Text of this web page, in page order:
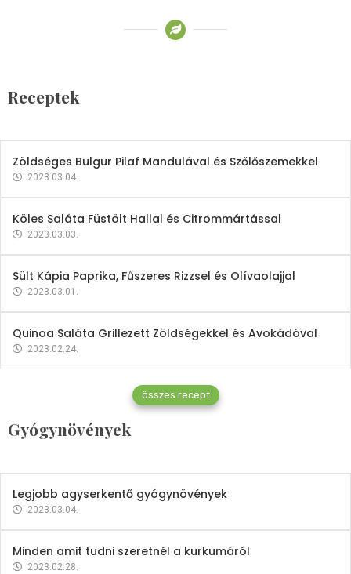
Receptek
2023.03.06.
Zöldséges Bulgur Pilaf Mandulával és Szőlőszemekkel
2023.03.04.
Köles Saláta Füstölt Hallal és Citrommártással
2023.03.03.
Sült Kápia Paprika, Fűszeres Rizzsel és Olívaolajjal
2023.03.01.
Quinoa Saláta Grillezett Zöldségekkel és Avokádóval
2023.02.24.
összes recept
Gyógynövények
Gyógynövények
Mindent a petrezselyemről
2023.12.21.
Legjobb agyserkentő gyógynövények
2023.03.04.
Minden amit tudni szeretnél a kurkumáról
2023.02.28.